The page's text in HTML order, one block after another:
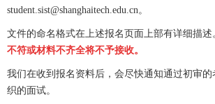
student.sist@shanghaitech.edu.cn。
文件的命名格式在上述报名页面上部有详细描述
不符或材料不齐全将不予接收。
我们在收到报名资料后，会尽快通知通过初审的
织的面试。